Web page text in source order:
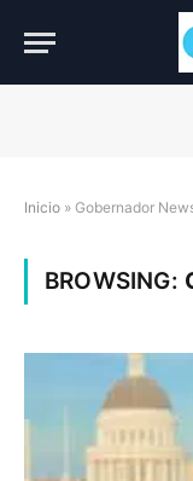
Inicio » Gobernador
BROWSING: